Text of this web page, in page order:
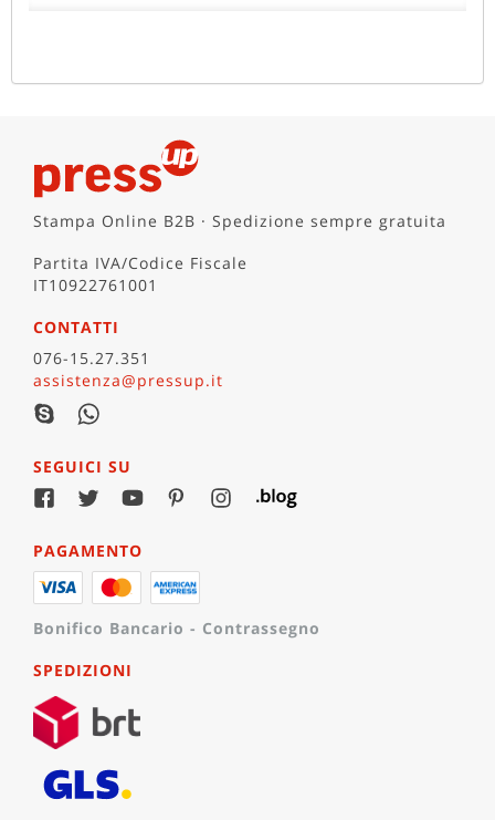
14/07/2023
Tranquillità e sicurezza del LAVORO
COPIA E INCOLLA DI FRANCESCA SBROZZI
22/06/2023
Molto disponibili. Prodotto perfetto.
Silvano
19/06/2023
Elise De Hoe
26/05/2023
18/05/2023
SERGIO LEONDI
Ruvi Ruvidj
14/04/2023
Stampa Online B2B · Spedizione sempre gratuita
Partita IVA/Codice Fiscale
IT10922761001
CONTATTI
076-15.27.351
assistenza@pressup.it
SEGUICI SU
PAGAMENTO
Bonifico Bancario - Contrassegno
SPEDIZIONI